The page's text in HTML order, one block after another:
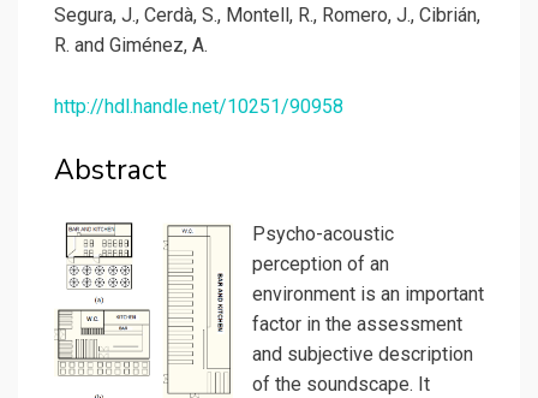
Segura, J., Cerdà, S., Montell, R., Romero, J., Cibrián,
R. and Giménez, A.
http://hdl.handle.net/10251/90958
Abstract
Psycho-acoustic
perception of an
environment is an important
factor in the assessment
and subjective description
of the soundscape. It